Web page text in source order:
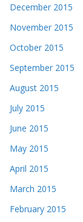
December 2015
November 2015
October 2015
September 2015
August 2015
July 2015
June 2015
May 2015
April 2015
March 2015
February 2015